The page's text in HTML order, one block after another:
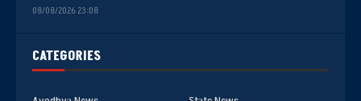
CATEGORIES
08/08/2026 23:08